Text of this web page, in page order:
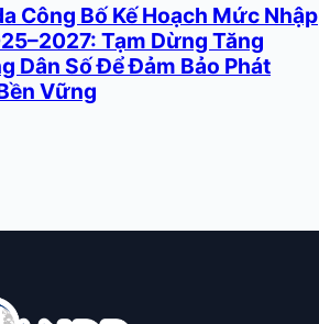
Công Bố Kế Hoạch Mức Nhập
Tạm Dừng Tăng
Dân Số Để Đảm Bảo Phát
Vững